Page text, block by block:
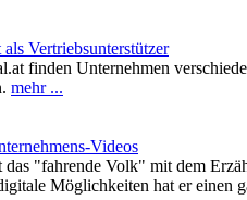
Vertriebsunterstützer
finden Unternehmen
mehr ...
Videos
"fahrende Volk" mit dem
Möglichkeiten hat er einen